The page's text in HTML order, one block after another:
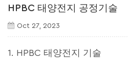
HPBC 태양전지 공정기술
Oct 27, 2023
1. HPBC 태양전지 기술